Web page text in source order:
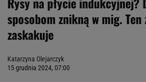
sposobom znikną w mig. Ten
zaskakuje
Katarzyna Olejarczyk
15 grudnia 2024, 07:00